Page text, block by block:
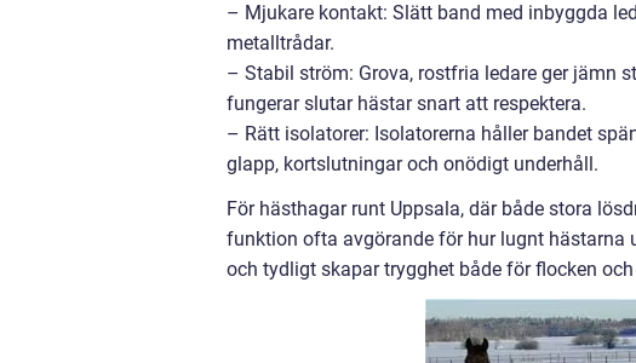
– Mjukare kontakt: Slätt band med inbyggda
metalltrådar.
– Stabil ström: Grova, rostfria ledare ger jämn
fungerar slutar hästar snart att respektera.
– Rätt isolatorer: Isolatorerna håller bandet
glapp, kortslutningar och onödigt underhåll.
För hästhagar runt Uppsala, där både stora
funktion ofta avgörande för hur lugnt hästarna
och tydligt skapar trygghet både för flocken